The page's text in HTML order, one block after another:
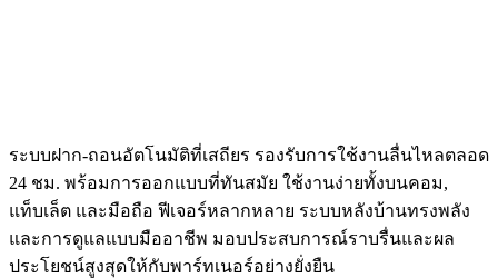
ระบบฝาก-ถอนอัตโนมัติที่เสถียร รองรับการใช้งานลื่นไหลตลอด
24 ชม. พร้อมการออกแบบที่ทันสมัย ใช้งานง่ายทั้งบนคอม,
แท็บเล็ต และมือถือ ฟีเจอร์หลากหลาย ระบบหลังบ้านทรงพลัง
และการดูแลแบบมืออาชีพ มอบประสบการณ์ราบรื่นและผล
ประโยชน์สูงสุดให้กับพาร์ทเนอร์อย่างยั่งยืน